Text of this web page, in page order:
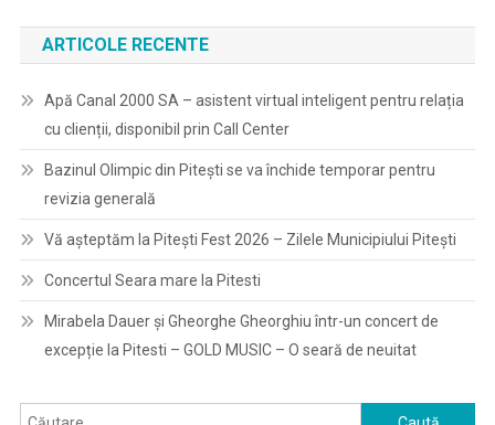
ARTICOLE RECENTE
Apă Canal 2000 SA – asistent virtual inteligent pentru relația
cu clienții, disponibil prin Call Center
Bazinul Olimpic din Pitești se va închide temporar pentru
revizia generală
Vă așteptăm la Pitești Fest 2026 – Zilele Municipiului Pitești
Concertul Seara mare la Pitesti
Mirabela Dauer și Gheorghe Gheorghiu într-un concert de
excepție la Pitesti – GOLD MUSIC – O seară de neuitat
Caută